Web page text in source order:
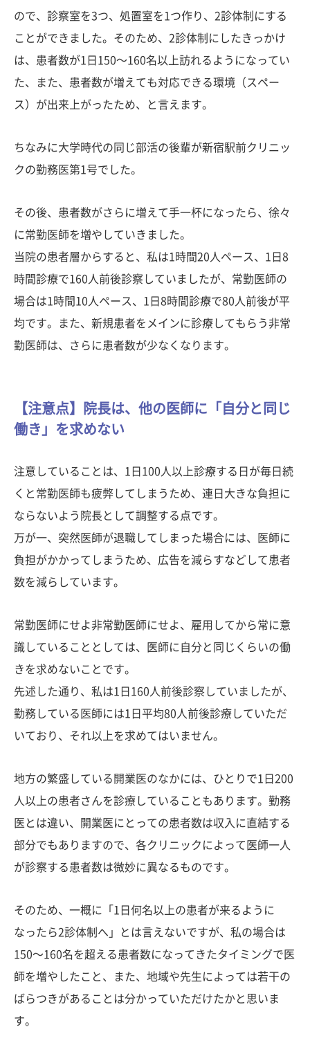
ので、診察室を3つ、処置室を1つ作り、2診体制にする
ことができました。そのため、2診体制にしたきっかけ
は、患者数が1日150〜160名以上訪れるようになってい
た、また、患者数が増えても対応できる環境（スペー
ス）が出来上がったため、と言えます。
ちなみに大学時代の同じ部活の後輩が新宿駅前クリニッ
クの勤務医第1号でした。
その後、患者数がさらに増えて手一杯になったら、徐々
に常勤医師を増やしていきました。
当院の患者層からすると、私は1時間20人ペース、1日8
時間診療で160人前後診察していましたが、常勤医師の
場合は1時間10人ペース、1日8時間診療で80人前後が平
均です。また、新規患者をメインに診療してもらう非常
勤医師は、さらに患者数が少なくなります。
【注意点】院長は、他の医師に「自分と同じ
働き」を求めない
注意していることは、1日100人以上診療する日が毎日続
くと常勤医師も疲弊してしまうため、連日大きな負担に
ならないよう院長として調整する点です。
万が一、突然医師が退職してしまった場合には、医師に
負担がかかってしまうため、広告を減らすなどして患者
数を減らしています。
常勤医師にせよ非常勤医師にせよ、雇用してから常に意
識していることとしては、医師に自分と同じくらいの働
きを求めないことです。
先述した通り、私は1日160人前後診察していましたが、
勤務している医師には1日平均80人前後診療していただ
いており、それ以上を求めてはいません。
地方の繁盛している開業医のなかには、ひとりで1日200
人以上の患者さんを診療していることもあります。勤務
医とは違い、開業医にとっての患者数は収入に直結する
部分でもありますので、各クリニックによって医師一人
が診察する患者数は微妙に異なるものです。
そのため、一概に「1日何名以上の患者が来るように
なったら2診体制へ」とは言えないですが、私の場合は
150〜160名を超える患者数になってきたタイミングで医
師を増やしたこと、また、地域や先生によっては若干の
ばらつきがあることは分かっていただけたかと思いま
す。